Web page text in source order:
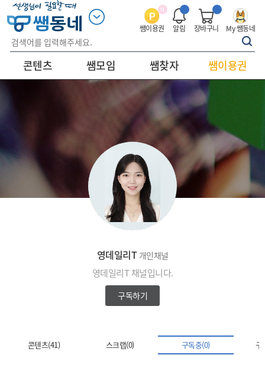
쌤이용권
N
알림 장바구니 My 쌤동네
콘텐츠 쌤모임 쌤찾자 쌤이용권
영데일리T 개인채널
영데일리T 채널입니다.
구독하기
콘텐츠(41) 스크랩(0) 구독중(0) 구